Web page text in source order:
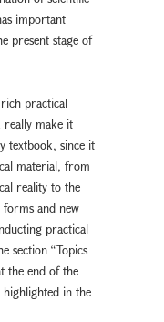
important
present stage of
practical
really make it
textbook, since it
material, from
reality to the
and new
practical
section “Topics
the end of the
in the